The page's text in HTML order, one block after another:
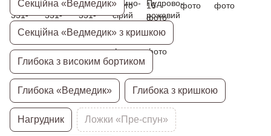
Секційна «Ведмедик»
Секційна «Ведмедик» з кришкою
Глибока з високим бортиком
Глибока «Ведмедик» Глибока з кришкою
Нагрудник Ложки «Пре-спун»